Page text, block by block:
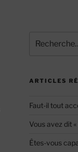
pour
ARTICLES
Faut-il tout
Vous avez dit
Êtes-vous